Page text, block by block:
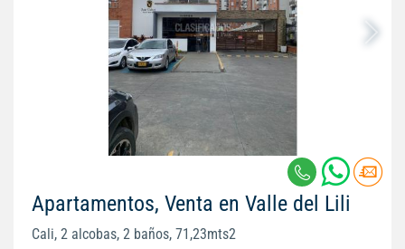
Apartamentos, Venta en Valle del Lili
Cali, 2 alcobas, 2 baños, 71,23mts2